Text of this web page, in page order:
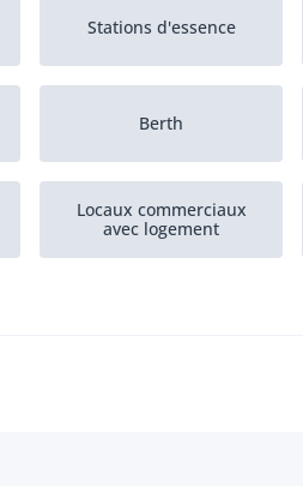
Stations d'essence
Berth
Locaux commerciaux
avec logement